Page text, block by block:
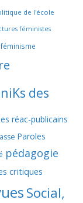
de l'école
féministes
féminisme
des
réac-publicains
Paroles
pédagogie
critiques
Social,